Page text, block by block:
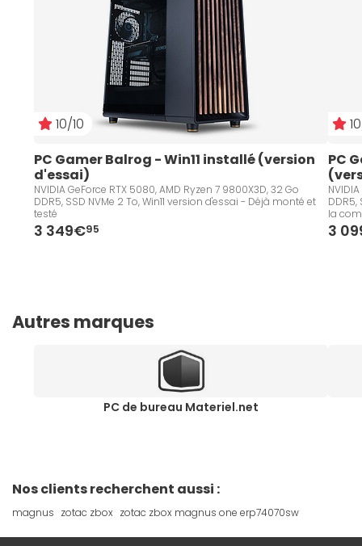
10/10
PC Gamer Balrog - Win11 installé (version
d'essai)
NVIDIA GeForce RTX 5080, AMD Ryzen 7 9800X3D, 32 Go
DDR5, SSD NVMe 2 To, Win11 version d'essai - Déjà monté et
testé
3 349€95
PC
DDR5,
la
3
Autres marques
PC de bureau Materiel.net
Nos clients recherchent aussi :
magnus zotac zbox zotac zbox magnus one erp74070sw